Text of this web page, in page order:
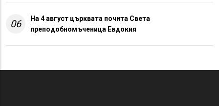
06
На 4 август църквата почита Света
преподобномъченица Евдокия